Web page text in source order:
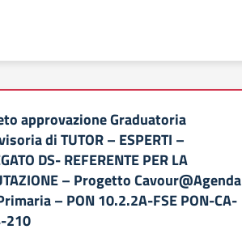
approvazione Graduatoria
di TUTOR – ESPERTI –
DS- REFERENTE PER LA
– Progetto Cavour@Agenda
– PON 10.2.2A-FSE PON-CA-
210